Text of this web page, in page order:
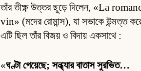
তাঁর তীক্ষ্ণ উত্তর ছুড়ে দিলেন, «La
vin» (মদের রোমান্স), যা সভাকে উন্মত্ত
এটি ছিল তাঁর বিজয় ও বিদায় একসাথে :
«ঘণ্টা গেয়েছে; সন্ধ্যার বাতাস সুরভিত…